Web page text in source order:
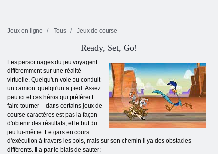
Jeux en ligne Tous Jeux de course
Ready, Set, Go!
Les personnages du jeu voyagent
différemment sur une réalité
virtuelle. Quelqu'un vole ou conduit
un camion, quelqu'un à pied. Assez
peu ici et ces héros qui préfèrent
faire tourner – dans certains jeux de
course caractères est pas la façon
d'obtenir des résultats, et le but du
jeu lui-même. Le gars en cours
d'exécution à travers les bois, mais sur son chemin il ya des obstacles
différents. Il a par le biais de sauter: